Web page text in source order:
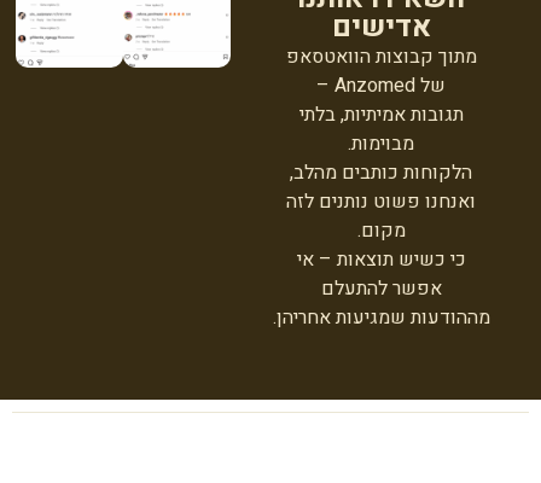
אדישים
מתוך קבוצות הוואטסאפ
של Anzomed –
תגובות אמיתיות, בלתי
מבוימות.
הלקוחות כותבים מהלב,
ואנחנו פשוט נותנים לזה
מקום.
כי כשיש תוצאות – אי
אפשר להתעלם
מההודעות שמגיעות אחריהן.